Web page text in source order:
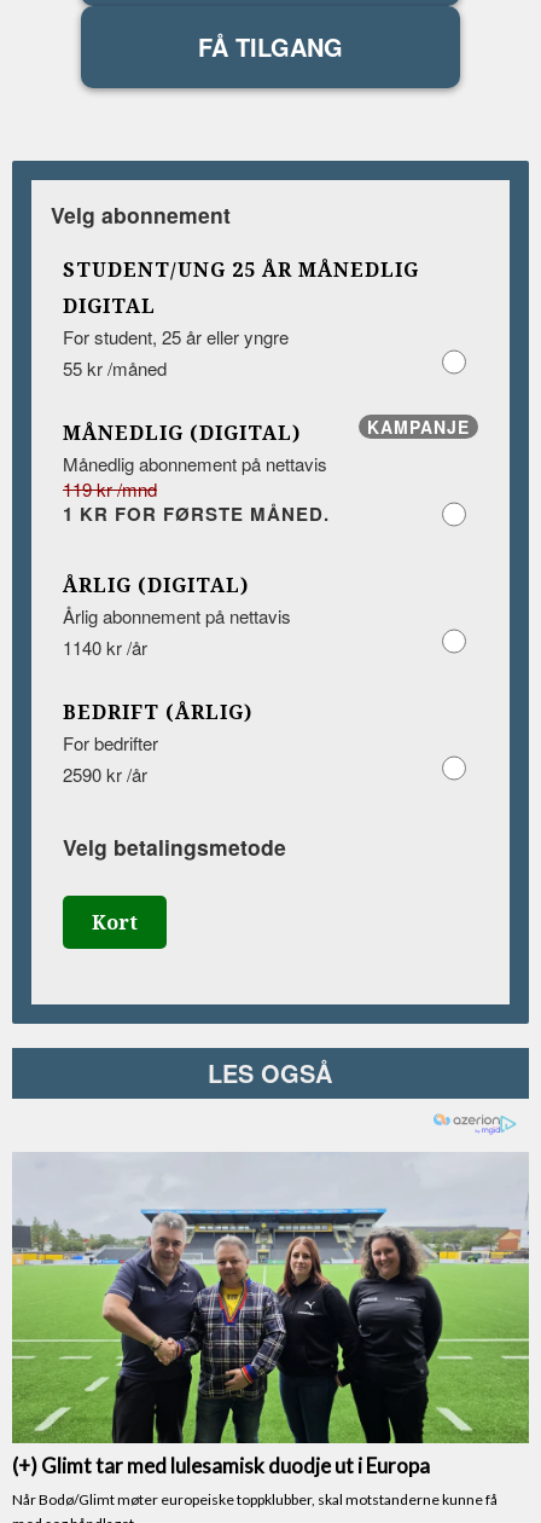
FÅ TILGANG
Velg abonnement
STUDENT/UNG 25 ÅR MÅNEDLIG
DIGITAL
For student, 25 år eller yngre
55 kr /måned
KAMPANJE
MÅNEDLIG (DIGITAL)
Månedlig abonnement på nettavis
119 kr /mnd
1 KR FOR FØRSTE MÅNED.
ÅRLIG (DIGITAL)
Årlig abonnement på nettavis
1140 kr /år
BEDRIFT (ÅRLIG)
For bedrifter
2590 kr /år
Velg betalingsmetode
Kort
LES OGSÅ